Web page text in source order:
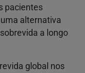
pacientes
alternativa
a longo
global nos